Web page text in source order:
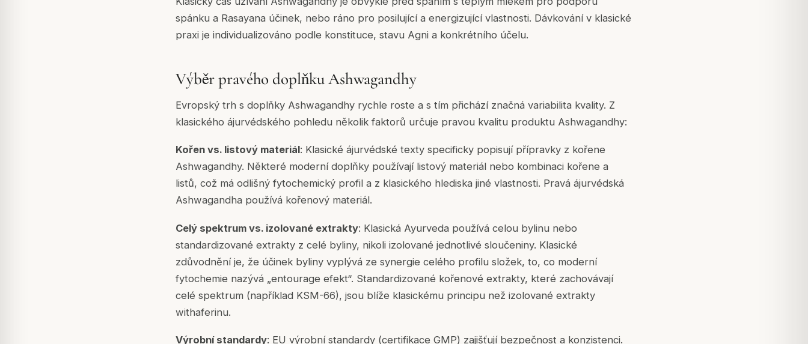
spánku a Rasayana účinek, nebo ráno pro posilující a energizující vlastnosti. Dávkování v klasické
praxi je individualizováno podle konstituce, stavu Agni a konkrétního účelu.
Výběr pravého doplňku Ashwagandhy
Evropský trh s doplňky Ashwagandhy rychle roste a s tím přichází značná variabilita kvality. Z
klasického ájurvédského pohledu několik faktorů určuje pravou kvalitu produktu Ashwagandhy:
Kořen vs. listový materiál: Klasické ájurvédské texty specificky popisují přípravky z kořene
Ashwagandhy. Některé moderní doplňky používají listový materiál nebo kombinaci kořene a
listů, což má odlišný fytochemický profil a z klasického hlediska jiné vlastnosti. Pravá ájurvédská
Ashwagandha používá kořenový materiál.
Celý spektrum vs. izolované extrakty: Klasická Ayurveda používá celou bylinu nebo
standardizované extrakty z celé byliny, nikoli izolované jednotlivé sloučeniny. Klasické
zdůvodnění je, že účinek byliny vyplývá ze synergie celého profilu složek, to, co moderní
fytochemie nazývá „entourage efekt“. Standardizované kořenové extrakty, které zachovávají
celé spektrum (například KSM-66), jsou blíže klasickému principu než izolované extrakty
withaferinu.
Výrobní standardy: EU výrobní standardy (certifikace GMP) zajišťují bezpečnost a konzistenci.